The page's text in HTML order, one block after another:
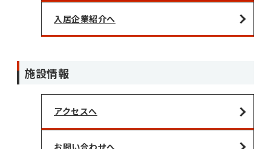
入居企業紹介へ
施設情報
アクセスへ
お問い合わせへ